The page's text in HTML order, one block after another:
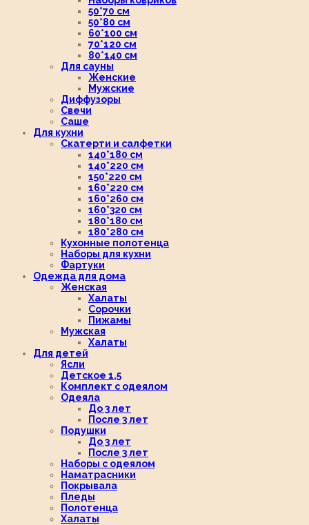
50*70 см
50*80 см
60*100 см
70*120 см
80*140 см
Для сауны
Женские
Мужские
Диффузоры
Свечи
Саше
Для кухни
Скатерти и салфетки
140*180 см
140*220 см
150*220 см
160*220 см
160*260 см
160*320 см
180*180 см
180*280 см
Кухонные полотенца
Наборы для кухни
Фартуки
Одежда для дома
Женская
Халаты
Сорочки
Пижамы
Мужская
Халаты
Для детей
Ясли
Детское 1,5
Комплект с одеялом
Одеяла
До 3 лет
После 3 лет
Подушки
До 3 лет
После 3 лет
Наборы с одеялом
Наматрасники
Покрывала
Пледы
Полотенца
Халаты